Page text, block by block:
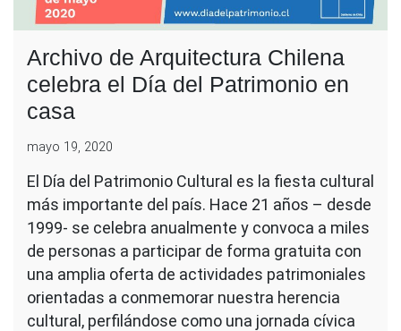
Archivo de Arquitectura Chilena
celebra el Día del Patrimonio en
casa
mayo 19, 2020
El Día del Patrimonio Cultural es la fiesta cultural
más importante del país. Hace 21 años – desde
1999- se celebra anualmente y convoca a miles
de personas a participar de forma gratuita con
una amplia oferta de actividades patrimoniales
orientadas a conmemorar nuestra herencia
cultural, perfilándose como una jornada cívica